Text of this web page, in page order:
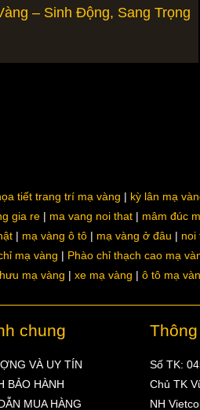
– Sinh Động, Sang Trọng
tiết trang trí mạ vàng kỳ lân mạ
gia re ma vang noi that mâm đúc
mạ vàng ô tô mạ vàng ở đâu noi
mạ vàng Phào chỉ thạch cao mạ
mạ vàng xe mạ vàng ô tô mạ
chung
VÀ UY TÍN
BẢO HÀNH
MUA HÀNG
Số TK:
Chủ TK
NH